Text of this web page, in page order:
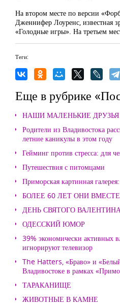
На втором месте по версии
Дженнифер Лоуренс, известная
«Голодные игры». На третьем
Теги:
Еще в рубрике
НАШИ МАЛЕНЬКИЕ ДРУЗЬЯ
Родители из Владивостока
летние каникулы в этом году
Гейминг против стресса: для
Путешествия с питомцами
Приморская картинная
БОЛЕЕ 60 ЛЕТ ОНИ ВМЕСТЕ
ДЕНЬ СВЯТОГО
ОДЕССКИЙ ЮМОР
39% экономически активных
игнорируют телевизор
The Hatters, «Браво» и
Владивостоке в рамках
ТАРАКАНИЩЕ
ЖИВОТНЫЕ В КАМНЕ